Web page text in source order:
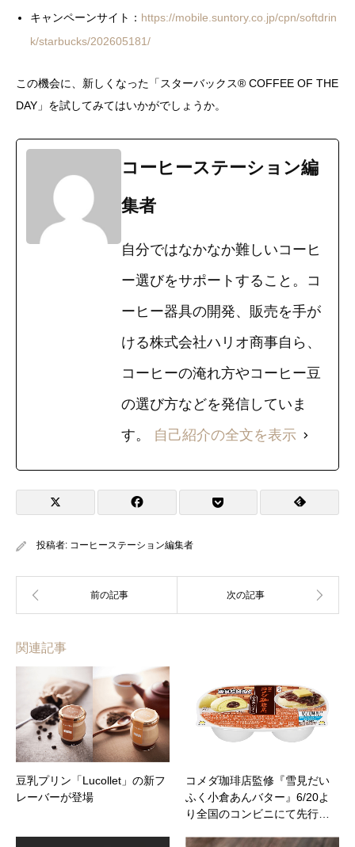
キャンペーンサイト： https://mobile.suntory.co.jp/cpn/softdrin
k/starbucks/202605181/
この機会に、新しくなった「スターバックス® COFFEE OF THE
DAY」を試してみてはいかがでしょうか。
コーヒーステーション編
集者
自分ではなかなか難しいコーヒ
ー選びをサポートすること。コ
ーヒー器具の開発、販売を手が
ける株式会社ハリオ商事自ら、
コーヒーの淹れ方やコーヒー豆
の選び方などを発信していま
す。 自己紹介の全文を表示
投稿者: コーヒーステーション編集者
関連記事
豆乳プリン「Lucollet」の新フ
レーバーが登場
コメダ珈琲店監修『雪見だい
ふく小倉あんバター』6/20よ
り全国のコンビニにて先行…